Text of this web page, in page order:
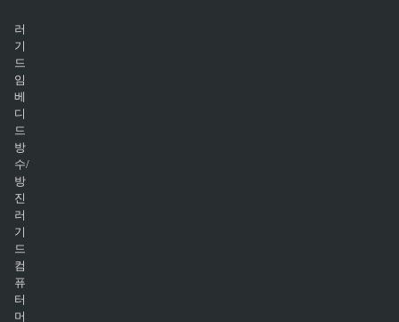
러
기
드
임
베
디
드
방
수/
방
진
러
기
드
컴
퓨
터
머